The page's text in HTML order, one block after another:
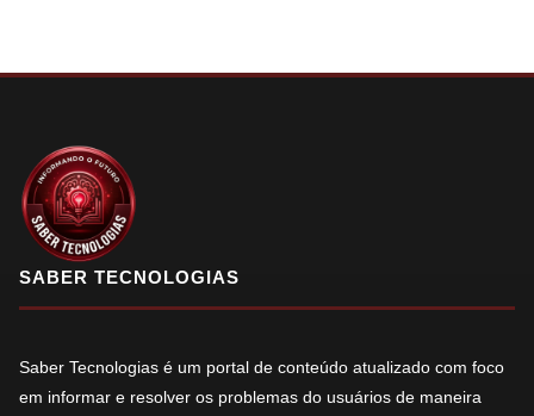
SABER TECNOLOGIAS
Saber Tecnologias é um portal de conteúdo atualizado com foco
em informar e resolver os problemas do usuários de maneira